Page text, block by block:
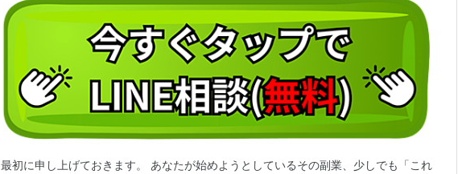
最初に申し上げておきます。 あなたが始めようとしているその副業、少しでも「これ